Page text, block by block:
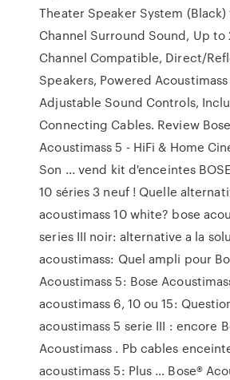
Theater Speaker System (Black)
Channel Surround Sound, Up to
Channel Compatible, Direct/
Speakers, Powered
Adjustable Sound Controls,
Connecting Cables. Review
Acoustimass 5 - HiFi & Home
Son ... vend kit d'enceintes
10 séries 3 neuf ! Quelle
acoustimass 10 white? bose
series III noir: alternative a la
acoustimass: Quel ampli pour
Acoustimass 5: Bose
acoustimass 6, 10 ou 15:
acoustimass 5 serie III : encore
Acoustimass . Pb cables
acoustimass 5: Plus … Bose®